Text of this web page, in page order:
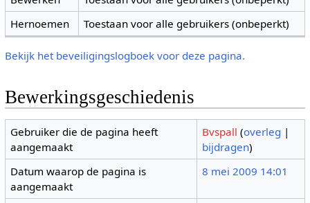
Hernoemen
Toestaan voor alle gebruikers (onbeperkt)
Bekijk het beveiligingslogboek voor deze pagina.
Bewerkingsgeschiedenis
Gebruiker die de pagina heeft
aangemaakt
Bvspall (overleg |
bijdragen)
Datum waarop de pagina is
aangemaakt
8 mei 2009 14:01